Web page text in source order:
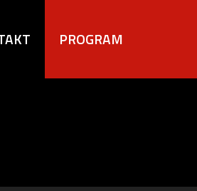
PROGRAM